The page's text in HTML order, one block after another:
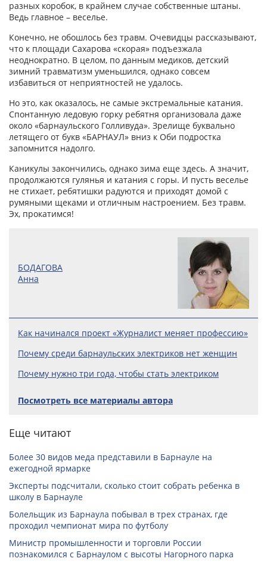
разных коробок, в крайнем случае собственные штаны.
Ведь главное – веселье.
Конечно, не обошлось без травм. Очевидцы рассказывают,
что к площади Сахарова «скорая» подъезжала
неоднократно. В целом, по данным медиков, детский
зимний травматизм уменьшился, однако совсем
избавиться от неприятностей не удалось.
Но это, как оказалось, не самые экстремальные катания.
Спонтанную ледовую горку ребятня организовала даже
около «барнаульского Голливуда». Зрелище буквально
летящего от букв «БАРНАУЛ» вниз к Оби подростка
запомнится надолго.
Каникулы закончились, однако зима еще здесь. А значит,
продолжаются гулянья и катания с горы. И пусть веселье
не стихает, ребятишки радуются и приходят домой с
румяными щеками и отличным настроением. Без травм.
Эх, прокатимся!
БОДАГОВА
Анна
Как начинался проект «Журналист меняет профессию»
Почему среди барнаульских электриков нет женщин
Почему нужно три года, чтобы стать электриком
Посмотреть все материалы автора
Еще читают
Более 30 видов меда представили в Барнауле на
ежегодной ярмарке
Эксперты подсчитали, сколько стоит собрать ребенка в
школу в Барнауле
Болельщик из Барнаула побывал в трех странах, где
проходил чемпионат мира по футболу
Министр промышленности и торговли России
познакомился с Барнаулом с высоты Нагорного парка